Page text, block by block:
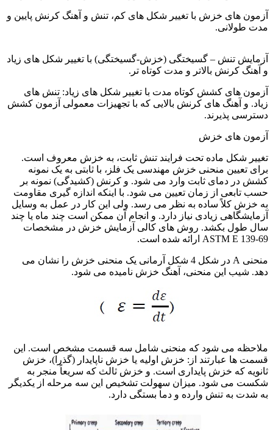
آزمون های خزش با تغییر شکل های کم، تنش و آهنگ کرنش پایین و
مدت طولانی.
آزمایش تنش – گسیختگی (خزش-گسیختگی) با تغییر شکل های زیاد
و آهنگ کرنش بالاتر و مدت کوتاه تر.
آزمون های کشش کوتاه مدت با تغییر شکل های زیاد: تنش های
زیاد. و آهنگ های کرنش بالایی که با تجهیزات معمولی آزمون کشش
دسترسی پذیرند.
آزمون های خزش
تغییر شکل ماده تحت فرایند تنش ثابت، به خزش معروف است.
برای تعیین منحنی خزش مهندسی یک فلز، با ثابتی به یک نمونه
کشش در دمای ثابت وارد می شود. و کرنش (کشیدگی) نمونه بر
حسب تابعی از زمان تعیین می شود. با اینکه اندازه گیری مقاومت
به خزش کلاً ساده به نظر می رسد. ولی این کار در عمل به وسایل
آزمایشگاهی زیادی نیاز دارد. و انجام آن ممکن است چند ماه یا چند
سال طول بکشد. روش های کالی آزمایش خزش در مشخصات
ASTM E 139-69 ارائه شده است.
منحنی A در شکل 4 شکل آرمانی یک منحنی خزش را نشان می
دهد. شیب این منحنی، آهنگ خزش نامیده می شود.
ملاحظه می شود که منحنی شامل سه قسمت مشخص است. این
قسمت ها عبارتند از: خزش اولیه یا خزش ناپایدار (گذرا)، خزش
ثانویه که خزش پایداری است. و خزش ثالث که سریعاً منجر به
شکست می شود. میزان سهولت تشخیص این سه مرحله از یکدیگر
به شدت به تنش وارده و دما بستگی دارد.